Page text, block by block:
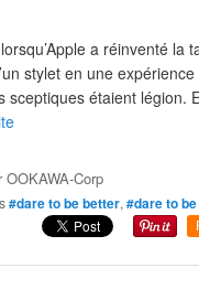
a réinventé
stylet en une
sceptiques étaient légion.
OOKAWA-Corp
#dare to be better, #dare to